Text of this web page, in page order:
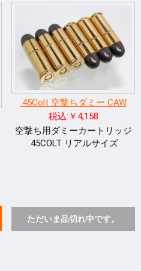
.45Colt 空撃ちダミー CAW
税込:￥4,158
空撃ち用ダミーカートリッジ
.45COLT リアルサイズ
ただいま品切れ中です。